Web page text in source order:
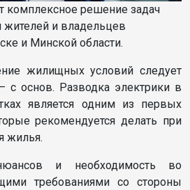
комплексное решение задач
и владельцев
и Минской области.
жилищных условий следует
с основ. Разводка электрики в
является одним из первых
рекомендуется делать при
жилья.
и необходимость во
требованиями со стороны